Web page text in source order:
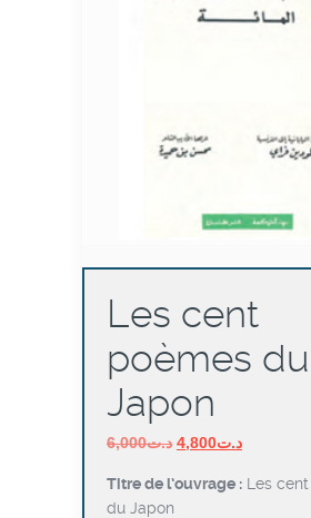
Les cent
poèmes du
Japon
د.ت6,000
Le
initial
د.ت4,800
Le
actuel
Titre de l’ouvrage : Les
du Japon